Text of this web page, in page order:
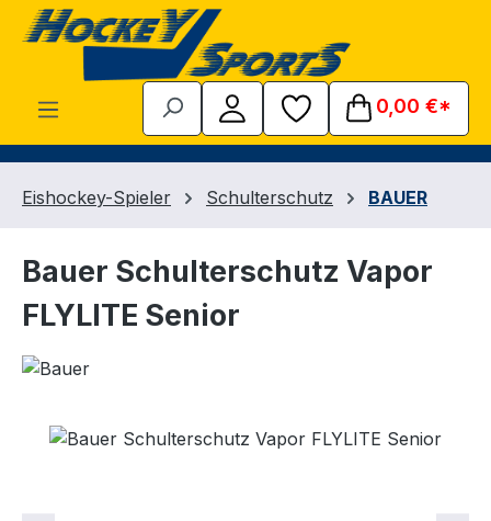
Zum Hauptinhalt springen
0,00 €*
Eishockey-Spieler Schulterschutz BAUER
Bauer Schulterschutz Vapor
FLYLITE Senior
Bildergalerie überspringen